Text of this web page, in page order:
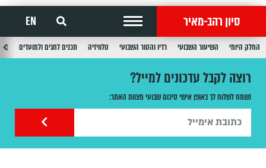
סיון רהב-מאיר EN
החלק היומי השיעור השבועי רדיו והטור השבועי טלוויזיה תכנים לחגים ולמועדים
רוצה לקבל עדכונים למייל?
נשמח לשלוח לך באופן אישי סיכום שבועי מצוות האתר: